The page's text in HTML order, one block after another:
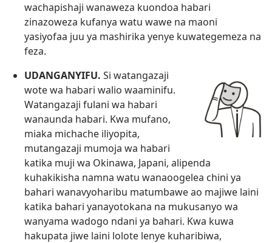
wachapishaji wanaweza kuondoa habari
zinazoweza kufanya watu wawe na maoni
yasiyofaa juu ya mashirika yenye kuwategemeza na
feza.
UDANGANYIFU. Si watangazaji
wote wa habari walio waaminifu.
Watangazaji fulani wa habari
wanaunda habari. Kwa mufano,
miaka michache iliyopita,
mutangazaji mumoja wa habari
katika muji wa Okinawa, Japani, alipenda
kuhakikisha namna watu wanaoogelea chini ya
bahari wanavyoharibu matumbawe ao majiwe laini
katika bahari yanayotokana na mukusanyo wa
wanyama wadogo ndani ya bahari. Kwa kuwa
hakupata jiwe laini lolote lenye kuharibiwa,